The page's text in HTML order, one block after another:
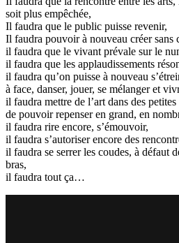
soit plus empêchée,
Il faudra que le public puisse revenir,
Il faudra pouvoir à nouveau créer sans
il faudra que le vivant prévale sur le
il faudra que les applaudissements
il faudra qu’on puisse à nouveau
à face, danser, jouer, se mélanger et
il faudra mettre de l’art dans des
de pouvoir repenser en grand, en
il faudra rire encore, s’émouvoir,
il faudra s’autoriser encore des
il faudra se serrer les coudes, à défaut
bras,
il faudra tout ça…